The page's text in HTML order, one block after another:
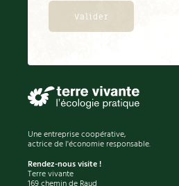
Pelouse
Permaculture
Pesticides
Petits pois
Piment
Pissenlit
Pizza
Plantes
Une entreprise coopérative,
actrice de l'économie responsable.
Rendez-nous visite !
Terre vivante